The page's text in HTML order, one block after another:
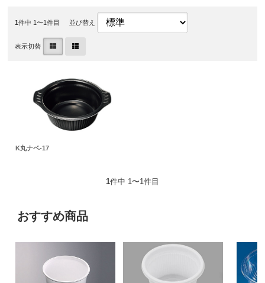
1件中 1〜1件目 並び替え
表示切替
K丸ナベ-17
1件中 1〜1件目
おすすめ商品